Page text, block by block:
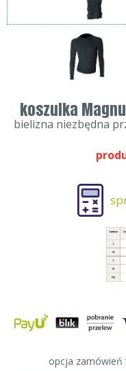
koszulka
bielizna niezbędna
opcja zamówień